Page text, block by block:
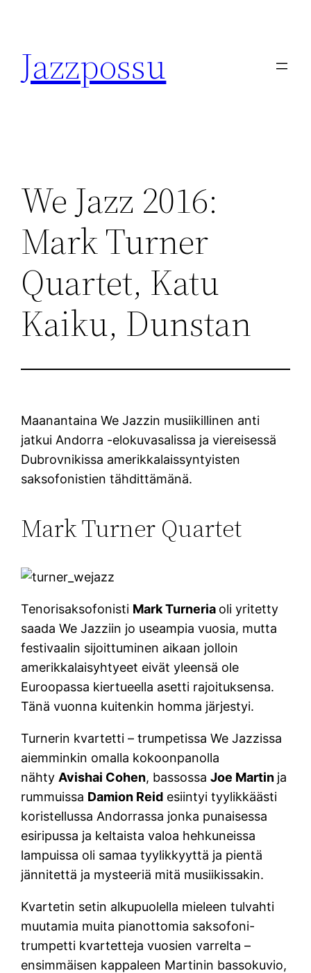
content
Jazzpossu
We Jazz 2016:
Mark Turner
Quartet, Katu
Kaiku, Dunstan
Maanantaina We Jazzin musiikillinen anti
jatkui Andorra -elokuvasalissa ja viereisessä
Dubrovnikissa amerikkalaissyntyisten
saksofonistien tähdittämänä.
Mark Turner Quartet
Tenorisaksofonisti Mark Turneria oli yritetty
saada We Jazziin jo useampia vuosia, mutta
festivaalin sijoittuminen aikaan jolloin
amerikkalaisyhtyeet eivät yleensä ole
Euroopassa kiertueella asetti rajoituksensa.
Tänä vuonna kuitenkin homma järjestyi.
Turnerin kvartetti – trumpetissa We Jazzissa
aiemminkin omalla kokoonpanolla
nähty Avishai Cohen, bassossaJoe Martin ja
rummuissa Damion Reid esiintyi tyylikkäästi
koristellussa Andorrassa jonka punaisessa
esiripussa ja keltaista valoa hehkuneissa
lampuissa oli samaa tyylikkyyttä ja pientä
jännitettä ja mysteeriä mitä musiikissakin.
Kvartetin setin alkupuolella mieleen tulvahti
muutamia muita pianottomia saksofoni-
trumpetti kvartetteja vuosien varrelta –
ensimmäisen kappaleen Martinin bassokuvio,